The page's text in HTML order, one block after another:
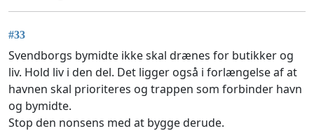
#33
Svendborgs bymidte ikke skal drænes for butikker og
liv. Hold liv i den del. Det ligger også i forlængelse af at
havnen skal prioriteres og trappen som forbinder havn
og bymidte.
Stop den nonsens med at bygge derude.